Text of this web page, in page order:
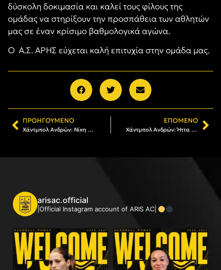
δύσκολη δοκιμασία και καλεί τους φίλους της
ομάδας να στηρίξουν την προσπάθεια των αθλητών
μας σε έναν κρίσιμο βαθμολογικά αγώνα.
Ο Α.Σ. ΑΡΗΣ εύχεται καλή επιτυχία στην ομάδα μας.
ΠΡΟΗΓΟΎΜΕΝΟ
Χάντμπολ Ανδρών: Νίκη με ανατροπή επί του Πανοράματος (30-33)
ΕΠΌΜΕΝΟ
Χάντμπολ Ανδρών: Ήττα από την Εκμάθηση Αθλημάτων (20-21)
arisac.official
|Official Instagram account of ARIS AC|